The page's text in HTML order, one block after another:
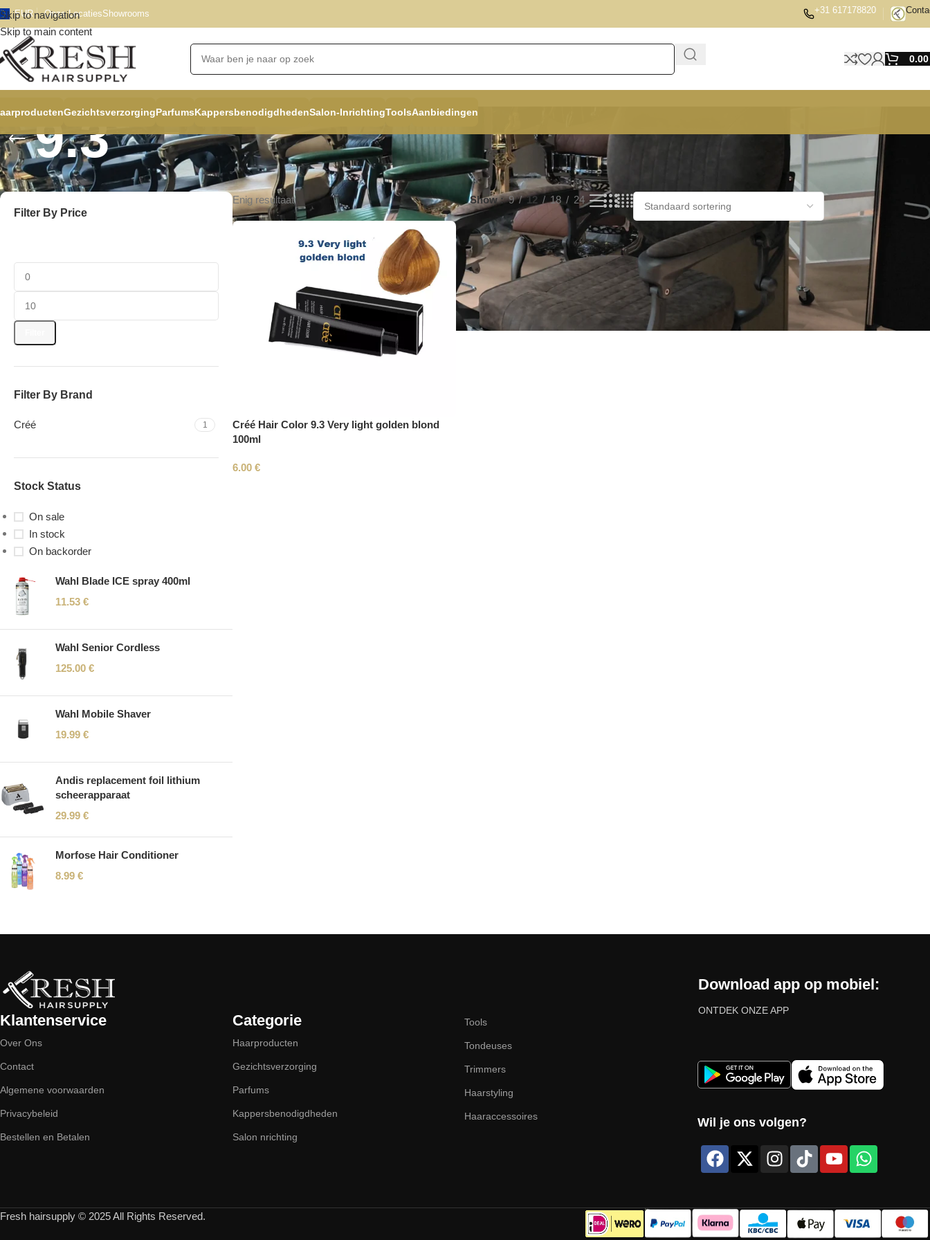
Skip to navigation
Skip to main content
EUR Onze LocatiesShowrooms +31 617178820
GezichtsverzorgingParfumsKappersbenodigdhedenSalon-InrichtingToolsAanbiedingen
9.3
Filter By Price
Filter By Brand
Créé 1
Stock Status
On sale
In stock
On backorder
Wahl Blade ICE spray 400ml
11.53 €
Wahl Senior Cordless
125.00 €
Wahl Mobile Shaver
19.99 €
Andis replacement foil lithium
scheerapparaat
29.99 €
Morfose Hair Conditioner
8.99 €
Enig resultaat Show 9 12 18 24
Créé Hair Color 9.3 Very light golden blond
100ml
6.00 €
Klantenservice
Over Ons
Contact
Algemene voorwaarden
Privacybeleid
Bestellen en Betalen
Categorie
Haarproducten
Gezichtsverzorging
Parfums
Kappersbenodigdheden
Salon nrichting
Tools
Tondeuses
Trimmers
Haarstyling
Haaraccessoires
Download app op mobiel:
ONTDEK ONZE APP
Wil je ons volgen?
Fresh hairsupply © 2025 All Rights Reserved.